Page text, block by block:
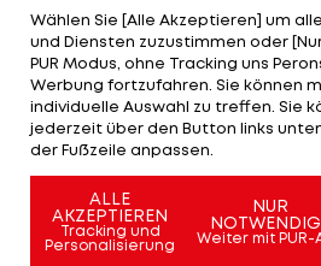
der San Antonio Spurs tätig,
aktive Karriere mit einem
Der US-Amerikaner folgt
Dieser fiel der turbulenten
Abneigung von Star-Center
Opfer.
Mehr zum Thema
Wählen Sie [Alle Akzeptieren] um
und Diensten zuzustimmen oder
PUR Modus, ohne Tracking uns
Werbung fortzufahren. Sie können
individuelle Auswahl zu treffen. Sie
jederzeit über den Button links
der Fußzeile anpassen.
ALLE
AKZEPTIEREN
Tracking und
Personalisierung
NUR
Weiter mit PUR-